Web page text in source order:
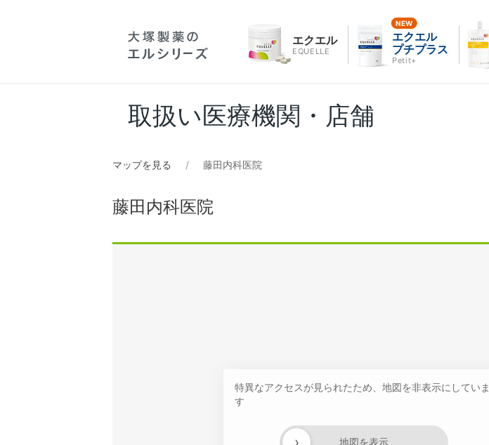
エクエル
EQUELLE
エクエル
プチプラス
Petit+
取扱い医療機関・店舗
マップを見る 藤田内科医院
藤田内科医院
特異なアクセスが見られたため、地図を非表示にしていま
す
地図を表示